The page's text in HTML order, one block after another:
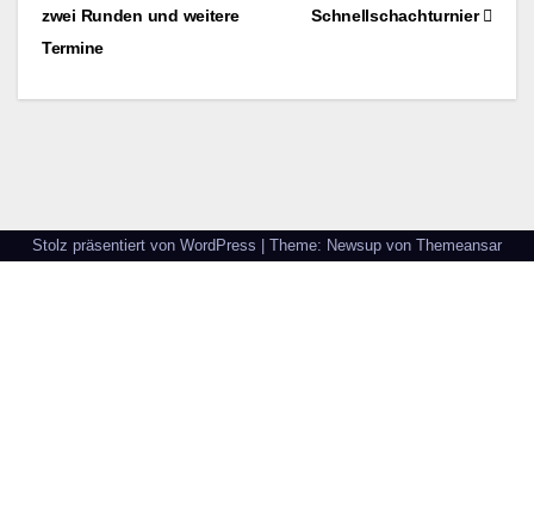
Schnellschachturnier
zwei Runden und weitere
Termine
Stolz präsentiert von WordPress Theme: Newsup von Themeansar